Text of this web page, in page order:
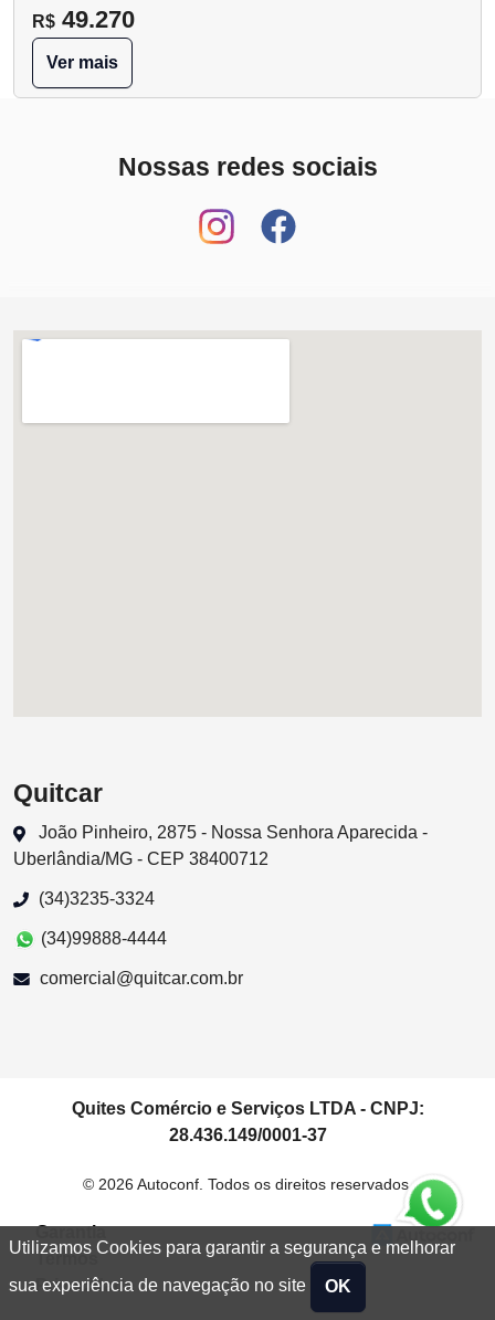
Utilizamos Cookies para garantir a segurança e melhorar
sua experiência de navegação no site OK
R$ 49.270
Ver mais
Nossas redes sociais
Quitcar
João Pinheiro, 2875 - Nossa Senhora Aparecida -
Uberlândia/MG - CEP 38400712
(34)3235-3324
(34)99888-4444
comercial@quitcar.com.br
Quites Comércio e Serviços LTDA - CNPJ:
28.436.149/0001-37
© 2026 Autoconf. Todos os direitos reservados.
Garantia
Termos
Privacidade